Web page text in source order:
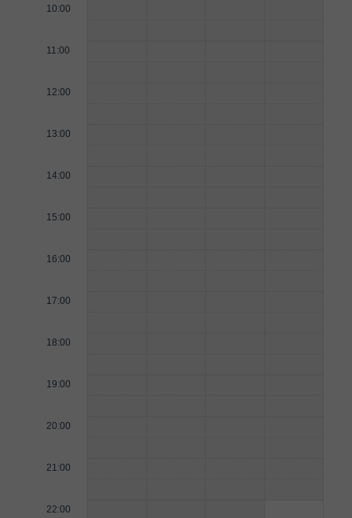
10:00
11:00
12:00
13:00
14:00
15:00
16:00
17:00
18:00
19:00
20:00
21:00
22:00